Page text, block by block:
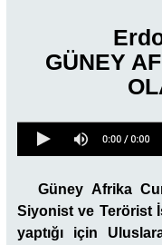
GÜNEY
Güney Afrika
Siyonist ve Terörist
yaptığı için